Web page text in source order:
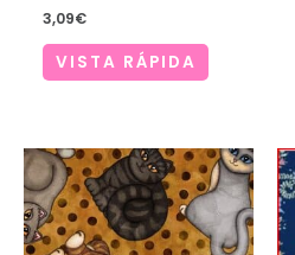
3,09€
VISTA RÁPIDA